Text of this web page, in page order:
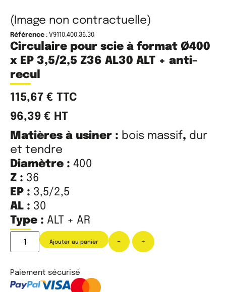
(Image non contractuelle)
Référence : V9110.400.36.30
Circulaire pour scie à format Ø400
x EP 3,5/2,5 Z36 AL30 ALT + anti-
recul
115,67 € TTC
96,39 € HT
Matières à usiner : bois massif, dur
et tendre
Diamètre : 400
Z : 36
EP : 3,5/2,5
AL : 30
Type : ALT + AR
- +
Ajouter au panier
Paiement sécurisé